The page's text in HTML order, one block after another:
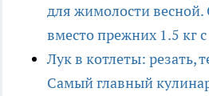
для жимолости весной.
вместо прежних 1.5 кг с
Лук в котлеты: резать,
Самый главный